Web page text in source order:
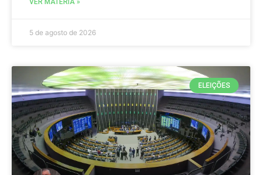
5 de agosto de 2026
ELEIÇÕES